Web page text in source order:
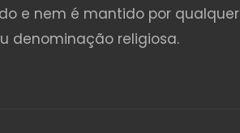
e nem é mantido por qualquer
denominação religiosa.